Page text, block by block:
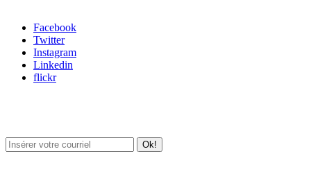
Facebook
Twitter
Instagram
Linkedin
flickr